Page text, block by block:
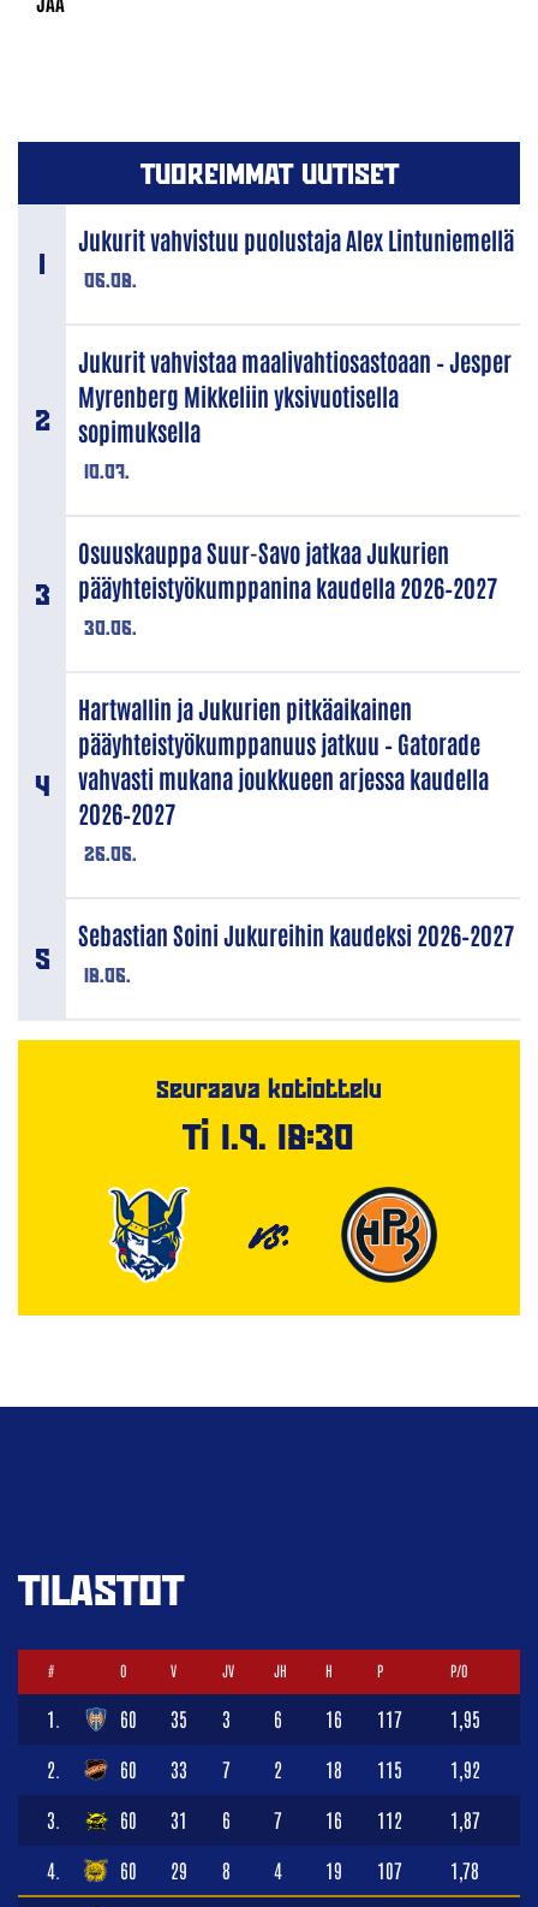
TUOREIMMAT UUTISET
06.08.
Jukurit vahvistuu puolustaja Alex Lintuniemellä
10.07.
Jukurit vahvistaa maalivahtiosastoaan – Jesper
Myrenberg Mikkeliin yksivuotisella
sopimuksella
30.06.
Osuuskauppa Suur-Savo jatkaa Jukurien
pääyhteistyökumppanina kaudella 2026–2027
26.06.
Hartwallin ja Jukurien pitkäaikainen
pääyhteistyökumppanuus jatkuu – Gatorade
vahvasti mukana joukkueen arjessa kaudella
2026–2027
18.06.
Sebastian Soini Jukureihin kaudeksi 2026–2027
Seuraava kotiottelu
Ti 1.9. 18:30
VS.
TILASTOT
# O V JV JH H P P/O
1. 60 35 3 6 16 117 1,95
2. 60 33 7 2 18 115 1,92
3. 60 31 6 7 16 112 1,87
4. 60 29 8 4 19 107 1,78